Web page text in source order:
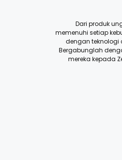
Dari produk
memenuhi setiap
dengan teknologi
Bergabunglah
mereka kepada